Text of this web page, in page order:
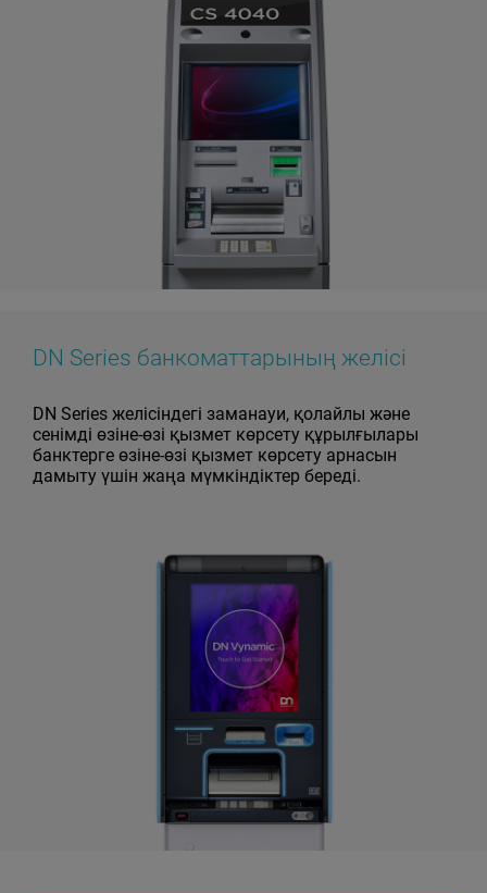
DN Series банкоматтарының желісі
DN Series желісіндегі заманауи, қолайлы және
сенімді өзіне-өзі қызмет көрсету құрылғылары
банктерге өзіне-өзі қызмет көрсету арнасын
дамыту үшін жаңа мүмкіндіктер береді.